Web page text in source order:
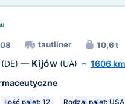
tautliner 10,6 t
(DE) — Kijów (UA) ~ 1606 km
Ilość palet: 12 Rodzaj palet: